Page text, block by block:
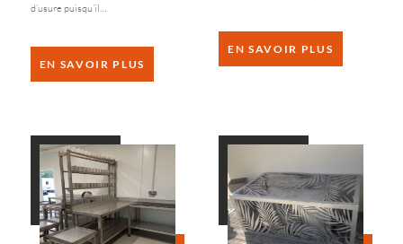
d’usure puisqu’il…
EN SAVOIR PLUS
EN SAVOIR PLUS